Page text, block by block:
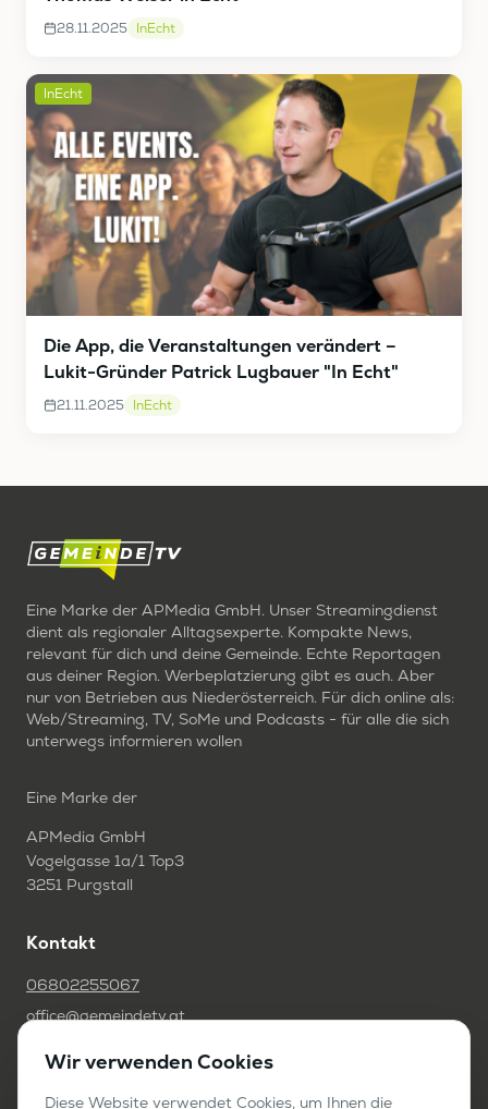
28.11.2025 InEcht
InEcht
Die App, die Veranstaltungen verändert –
Lukit-Gründer Patrick Lugbauer "In Echt"
21.11.2025 InEcht
Eine Marke der APMedia GmbH. Unser Streamingdienst
dient als regionaler Alltagsexperte. Kompakte News,
relevant für dich und deine Gemeinde. Echte Reportagen
aus deiner Region. Werbeplatzierung gibt es auch. Aber
nur von Betrieben aus Niederösterreich. Für dich online als:
Web/Streaming, TV, SoMe und Podcasts - für alle die sich
unterwegs informieren wollen
Eine Marke der
APMedia GmbH
Vogelgasse 1a/1 Top3
3251 Purgstall
Kontakt
06802255067
office@gemeindetv.at
FAQ
IMPRESSUM
Wir verwenden Cookies
Diese Website verwendet Cookies, um Ihnen die